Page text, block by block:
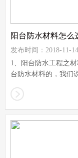
阳台防水材料怎么
发布时间：2018-11-14
1、阳台防水工程之
台防水材料的，我们